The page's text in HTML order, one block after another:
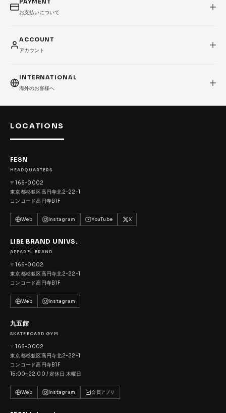
お支払いについて
ACCOUNT
アカウント
INTERNATIONAL
海外のお客様へ
LOCATIONS
FESN
HEADQUARTERS
〒166-0002
東京都杉並区高円寺北2-22-1
コンコード高円寺B1F
Web Instagram YouTube X
LIBE BRAND UNIVS.
APPAREL BRAND
〒166-0002
東京都杉並区高円寺北2-22-1
コンコード高円寺B1F
Web Instagram
九五館
SKATEBOARD GYM
〒166-0002
東京都杉並区高円寺北2-22-1
コンコード高円寺B1F
15:00–22:00 / 定休日 木曜日
Web Instagram 会員アプリ